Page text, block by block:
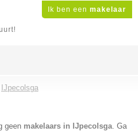
Ik ben een makelaar
IJpecolsga
geen makelaars in IJpecolsga. Ga